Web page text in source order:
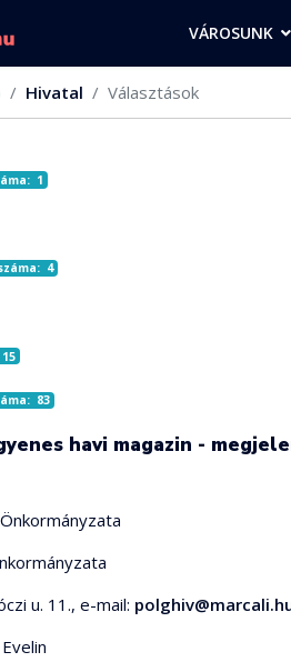
VÁROSUNK
Hivatal Választások
1
4
83
havi magazin -
u. 11., e-mail: